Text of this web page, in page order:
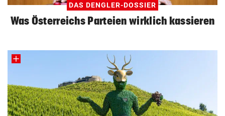
DAS DENGLER-DOSSIER
Was Österreichs Parteien wirklich kassieren